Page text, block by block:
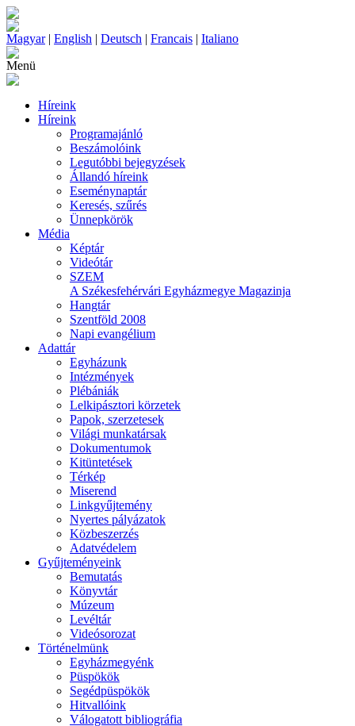
Magyar| English | Deutsch | Francais | Italiano
Menü
Híreink
Híreink
Programajánló
Beszámolóink
Legutóbbi bejegyzések
Állandó híreink
Eseménynaptár
Keresés, szűrés
Ünnepkörök
Média
Képtár
Videótár
SZEM
A Székesfehérvári Egyházmegye Magazinja
Hangtár
Szentföld 2008
Napi evangélium
Adattár
Egyházunk
Intézmények
Plébániák
Lelkipásztori körzetek
Papok, szerzetesek
Világi munkatársak
Dokumentumok
Kitüntetések
Térkép
Miserend
Linkgyűjtemény
Nyertes pályázatok
Közbeszerzés
Adatvédelem
Gyűjteményeink
Bemutatás
Könyvtár
Múzeum
Levéltár
Videósorozat
Történelmünk
Egyházmegyénk
Püspökök
Segédpüspökök
Hitvallóink
Válogatott bibliográfia